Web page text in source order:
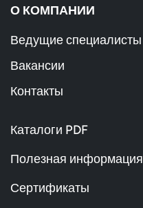
О КОМПАНИИ
Ведущие специалисты
Вакансии
Контакты
Каталоги PDF
Полезная информация
Сертификаты